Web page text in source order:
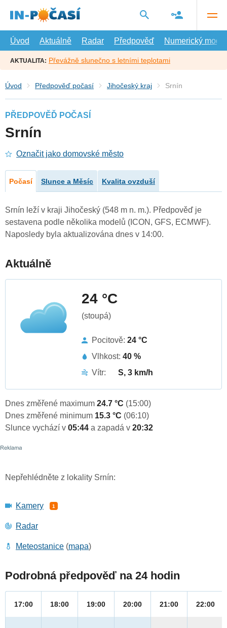
hlavní
Úvod
Aktuálně Radar Předpověď Numerický model
AKTUALITA: Převážně slunečno s letními teplotami
Úvod Předpověď počasí Jihočeský kraj Srnín
PŘEDPOVĚĎ POČASÍ
Srnín
Označit jako domovské město
Počasí Slunce a Měsíc Kvalita ovzduší
Srnín leží v kraji Jihočeský (548 m n. m.). Předpověď je
sestavena podle několika modelů (ICON, GFS, ECMWF).
Naposledy byla aktualizována dnes v 14:00.
Aktuálně
24 °C
(stoupá)
Pocitově: 24 °C
Vlhkost: 40 %
Vítr:
S, 3 km/h
Dnes změřené maximum 24.7 °C (15:00)
Dnes změřené minimum 15.3 °C (06:10)
Slunce vychází v 05:44 a zapadá v 20:32
Nepřehlédněte z lokality Srnín:
Kamery 1
Radar
Meteostanice (mapa)
Podrobná předpověď na 24 hodin
17:00 18:00 19:00 20:00 21:00 22:00